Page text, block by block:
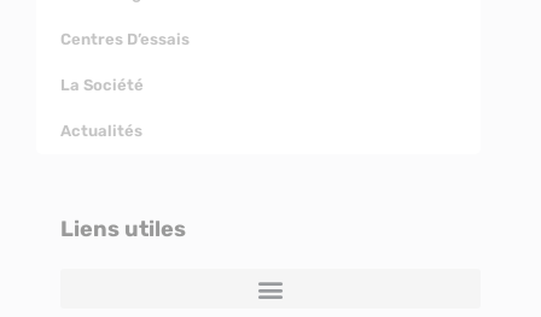
Centres D’essais
La Société
Actualités
Liens utiles